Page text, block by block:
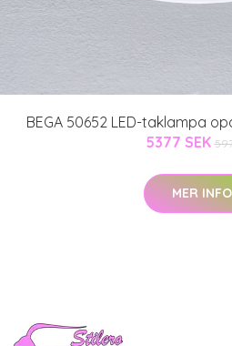
BEGA 50652 LED-taklampa
5377 SEK
MER